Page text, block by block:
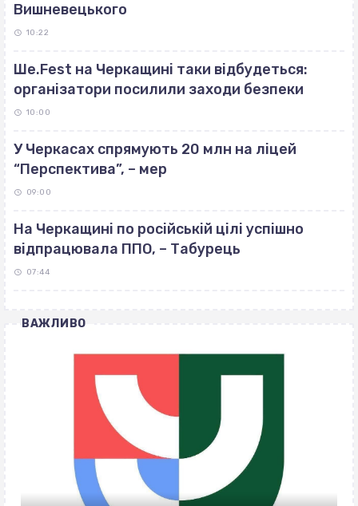
Вишневецького
10:22
Ше.Fest на Черкащині таки відбудеться:
організатори посилили заходи безпеки
10:00
У Черкасах спрямують 20 млн на ліцей
“Перспектива”, – мер
09:00
На Черкащині по російській цілі успішно
відпрацювала ППО, – Табурець
07:44
ВАЖЛИВО